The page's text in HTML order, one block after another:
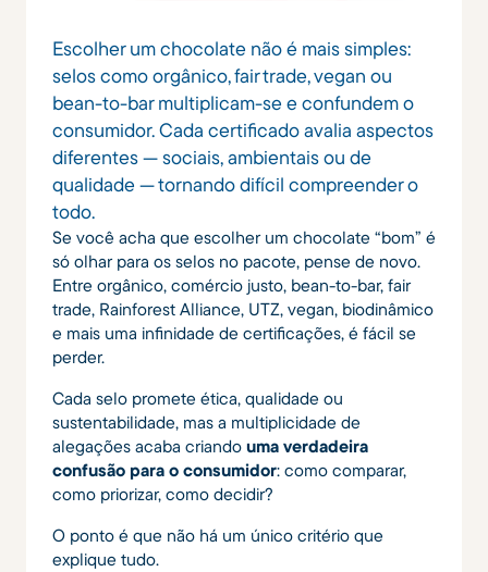
Escolher um chocolate não é mais simples:
selos como orgânico, fair trade, vegan ou
bean-to-bar multiplicam-se e confundem o
consumidor. Cada certificado avalia aspectos
diferentes — sociais, ambientais ou de
qualidade — tornando difícil compreender o
todo.
Se você acha que escolher um chocolate “bom” é
só olhar para os selos no pacote, pense de novo.
Entre orgânico, comércio justo, bean-to-bar, fair
trade, Rainforest Alliance, UTZ, vegan, biodinâmico
e mais uma infinidade de certificações, é fácil se
perder.
Cada selo promete ética, qualidade ou
sustentabilidade, mas a multiplicidade de
alegações acaba criando uma verdadeira
confusão para o consumidor: como comparar,
como priorizar, como decidir?
O ponto é que não há um único critério que
explique tudo.